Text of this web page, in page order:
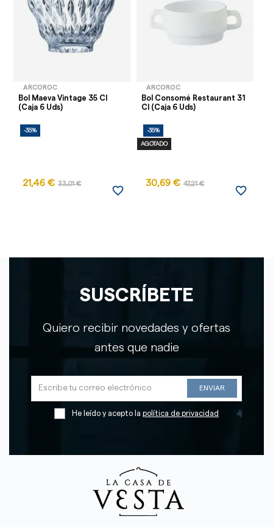
ARCOROC
Bol Maeva Vintage 35 Cl
(Caja 6 Uds)
-35%
21,46 € 33,01 €
favorite_border
ARCOROC
Bol Consomé Restaurant 31
Cl (Caja 6 Uds)
-35%
AGOTADO
30,69 € 47,21 €
favorite_border
SUSCRÍBETE
Quiero recibir novedades y ofertas
antes que nadie
He leído y acepto la política de privacidad